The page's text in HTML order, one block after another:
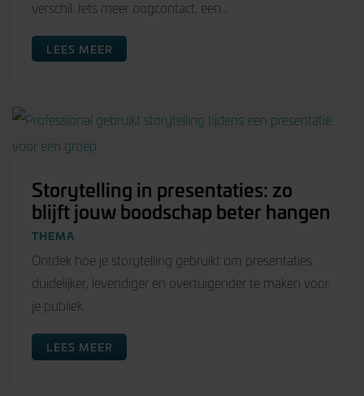
verschil. Iets meer oogcontact, een...
LEES MEER
Storytelling in presentaties: zo
blijft jouw boodschap beter hangen
THEMA
Ontdek hoe je storytelling gebruikt om presentaties
duidelijker, levendiger en overtuigender te maken voor
je publiek.
LEES MEER